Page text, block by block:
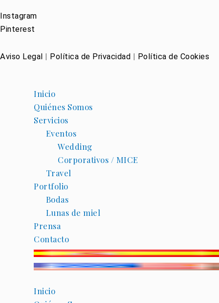
Instagram
Pinterest
Aviso Legal Política de Privacidad Política de Cookies
Inicio
Quiénes Somos
Servicios
Eventos
Wedding
Corporativos / MICE
Travel
Portfolio
Bodas
Lunas de miel
Prensa
Contacto
Inicio